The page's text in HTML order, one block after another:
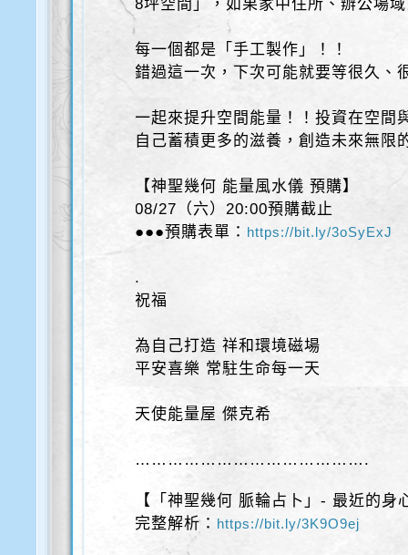
8坪空間」，如果家中住所、辦公場
每一個都是「手工製作」！！
錯過這一次，下次可能就要等很久、
一起來提升空間能量！！投資在空間
自己蓄積更多的滋養，創造未來無限
【神聖幾何 能量風水儀 預購】
08/27（六）20:00預購截止
●●●預購表單： https://bit.ly/3oSyExJ
.
祝福
為自己打造 祥和環境磁場
平安喜樂 常駐生命每一天
天使能量屋 傑克希
…………………………………….
【「神聖幾何 脈輪占卜」- 最近的身
完整解析： https://bit.ly/3K9O9ej